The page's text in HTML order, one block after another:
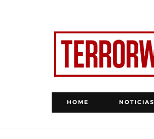
HOME NOTICIAS